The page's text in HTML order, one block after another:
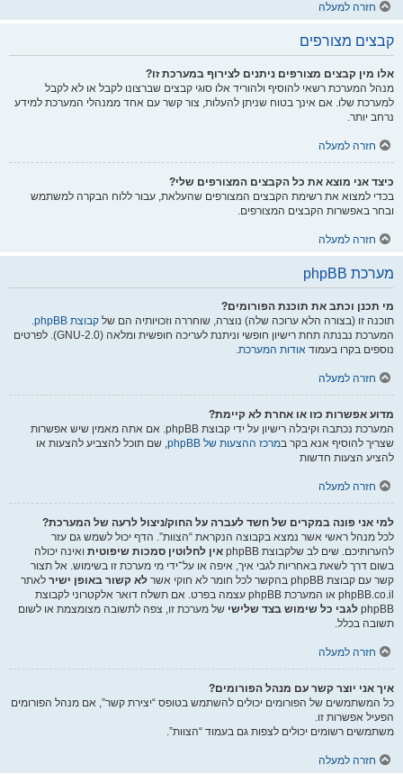
חזרה למעלה
קבצים מצורפים
אלו מין קבצים מצורפים ניתנים לצירוף במערכת זו?
מנהל המערכת רשאי להוסיף ולהוריד אלו סוגי קבצים שברצונו לקבל או לא לקבל
למערכת שלו. אם אינך בטוח שניתן להעלות, צור קשר עם אחד ממנהלי המערכת למידע
נרחב יותר.
חזרה למעלה
כיצד אני מוצא את כל הקבצים המצורפים שלי?
בכדי למצוא את רשימת הקבצים המצורפים שהעלאת, עבור ללוח הבקרה למשתמש
ובחר באפשרות הקבצים המצורפים.
חזרה למעלה
מערכת phpBB
מי תכנן וכתב את תוכנת הפורומים?
תוכנה זו (בצורה הלא ערוכה שלה) נוצרה, שוחררה וזכויותיה הם של קבוצת phpBB
.
המערכת נבנתה תחת רישיון חופשי וניתנת לעריכה חופשית ומלאה (GNU-2.0). לפרטים
נוספים בקרו בעמוד אודות המערכת.
חזרה למעלה
מדוע אפשרות כזו או אחרת לא קיימת?
המערכת נכתבה וקיבלה רישיון על ידי קבוצת phpBB. אם אתה מאמין שיש אפשרות
שצריך להוסיף אנא בקר במרכז ההצעות של phpBB
, שם תוכל להצביע להצעות או
להציע הצעות חדשות
חזרה למעלה
למי אני פונה במקרים של חשד לעברה על החוק/ניצול לרעה של המערכת?
לכל מנהל ראשי אשר נמצא בקבוצה הנקראת “הצוות”. הדף יכול לשמש גם עזר
להערותיכם. שים לב שלקבוצת phpBB
אין לחלוטין סמכות שיפוטית ואינה יכולה
בשום דרך לשאת באחריות לגבי איך, איפה או על־ידי מי מערכת זו בשימוש. אל תצור
קשר עם קבוצת phpBB בהקשר לכל חומר לא חוקי אשר
לא קשור באופן ישיר לאתר
phpBB.co.il או המערכת phpBB עצמה בפרט. אם תשלח דואר אלקטרוני לקבוצת
phpBB לגבי כל שימוש בצד שלישי של מערכת זו, צפה לתשובה מצומצמת או לשום
תשובה בכלל.
חזרה למעלה
איך אני יוצר קשר עם מנהל הפורומים?
כל המשתמשים של הפורומים יכולים להשתמש בטופס “יצירת קשר”, אם מנהל הפורומים
הפעיל אפשרות זו.
משתמשים רשומים יכולים לצפות גם בעמוד “הצוות”.
חזרה למעלה